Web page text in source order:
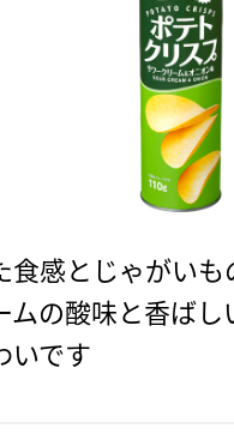
感とじゃがいも
ムの酸味と香ば
いです